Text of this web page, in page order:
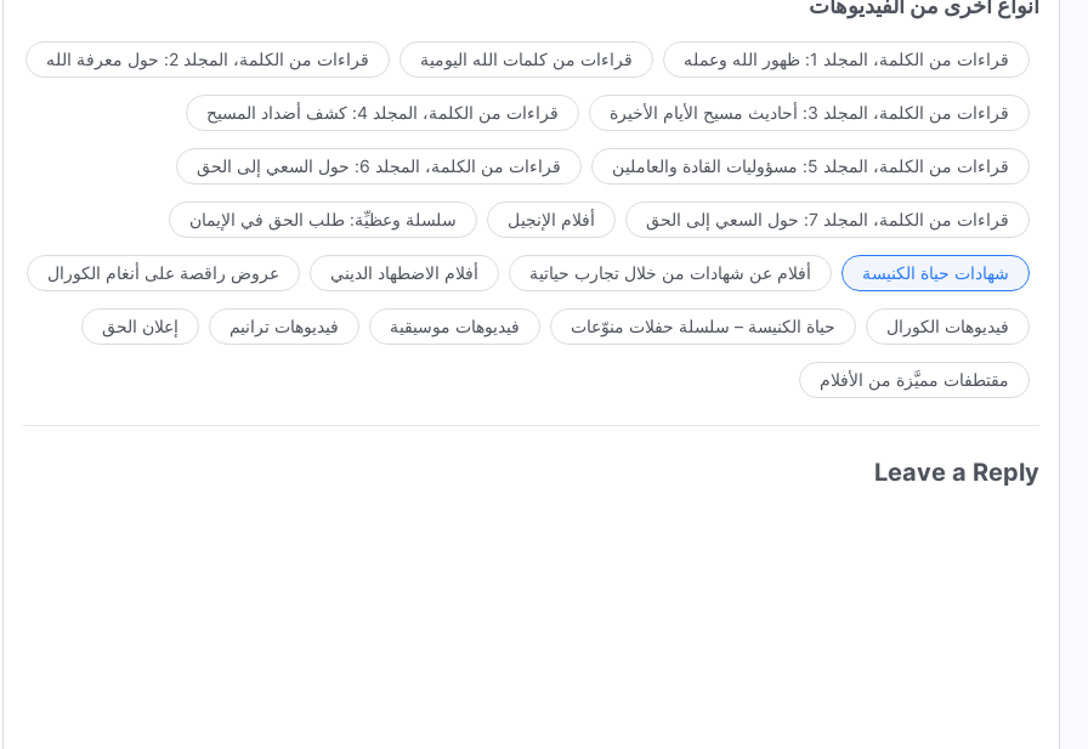
أنواع أخرى من الفيديوهات
قراءات من الكلمة، المجلد 1: ظهور الله وعمله قراءات من كلمات الله اليومية قراءات من الكلمة، المجلد 2: حول معرفة الله
قراءات من الكلمة، المجلد 3: أحاديث مسيح الأيام الأخيرة قراءات من الكلمة، المجلد 4: كشف أضداد المسيح
قراءات من الكلمة، المجلد 5: مسؤوليات القادة والعاملين قراءات من الكلمة، المجلد 6: حول السعي إلى الحق
قراءات من الكلمة، المجلد 7: حول السعي إلى الحق أفلام الإنجيل سلسلة وعظيِّة: طلب الحق في الإيمان
شهادات حياة الكنيسة أفلام عن شهادات من خلال تجارب حياتية أفلام الاضطهاد الديني عروض راقصة على أنغام الكورال
فيديوهات الكورال حياة الكنيسة – سلسلة حفلات منوّعات فيديوهات موسيقية فيديوهات ترانيم إعلان الحق
مقتطفات مميَّزة من الأفلام
Leave a Reply